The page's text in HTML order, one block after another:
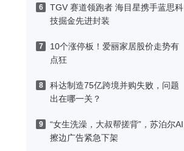
6
TGV 赛道领跑者 海目星携手蓝思科
技掘金先进封装
7
10个涨停板！爱丽家居股价走势有
点狂
8
科达制造75亿跨境并购失败，问题
出在哪一关？
9
“女生洗澡，大叔帮搓背”，苏泊尔AI
擦边广告紧急下架